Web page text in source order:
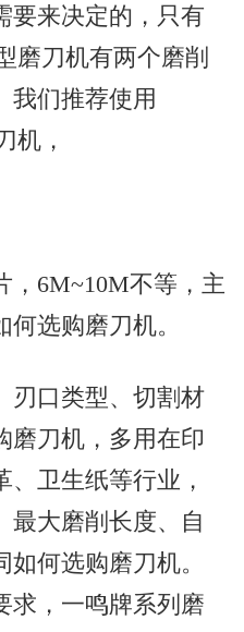
要来决定的，只有
磨刀机有两个磨削
我们推荐使用
机，
，6M~10M不等，主
选购磨刀机。
刃口类型、切割材
磨刀机，多用在印
卫生纸等行业，
最大磨削长度、自
何选购磨刀机。
求，一鸣牌系列磨